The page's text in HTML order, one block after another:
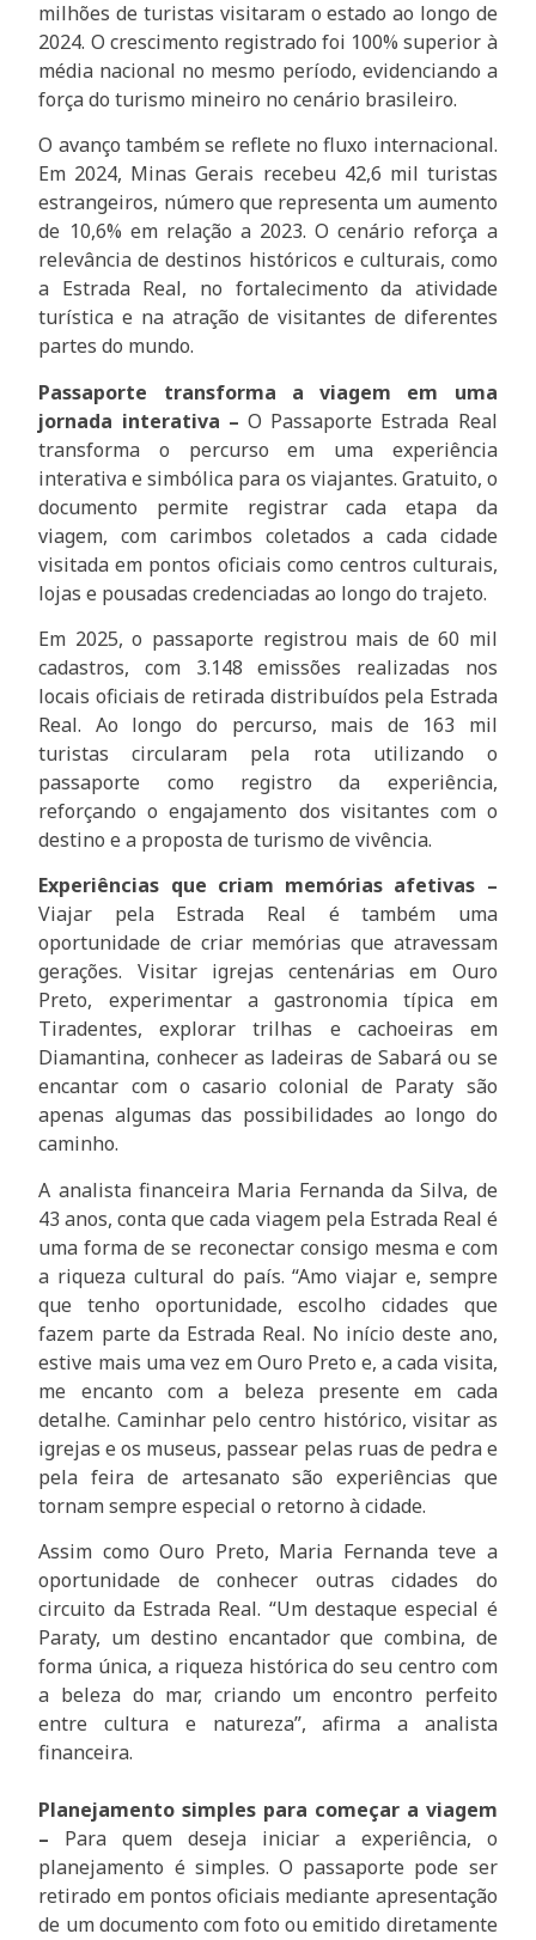
milhões de turistas visitaram o estado ao longo de
2024. O crescimento registrado foi 100% superior à
média nacional no mesmo período, evidenciando a
força do turismo mineiro no cenário brasileiro.
O avanço também se reflete no fluxo internacional.
Em 2024, Minas Gerais recebeu 42,6 mil turistas
estrangeiros, número que representa um aumento
de 10,6% em relação a 2023. O cenário reforça a
relevância de destinos históricos e culturais, como
a Estrada Real, no fortalecimento da atividade
turística e na atração de visitantes de diferentes
partes do mundo.
Passaporte transforma a viagem em uma
jornada interativa – O Passaporte Estrada Real
transforma o percurso em uma experiência
interativa e simbólica para os viajantes. Gratuito, o
documento permite registrar cada etapa da
viagem, com carimbos coletados a cada cidade
visitada em pontos oficiais como centros culturais,
lojas e pousadas credenciadas ao longo do trajeto.
Em 2025, o passaporte registrou mais de 60 mil
cadastros, com 3.148 emissões realizadas nos
locais oficiais de retirada distribuídos pela Estrada
Real. Ao longo do percurso, mais de 163 mil
turistas circularam pela rota utilizando o
passaporte como registro da experiência,
reforçando o engajamento dos visitantes com o
destino e a proposta de turismo de vivência.
Experiências que criam memórias afetivas –
Viajar pela Estrada Real é também uma
oportunidade de criar memórias que atravessam
gerações. Visitar igrejas centenárias em Ouro
Preto, experimentar a gastronomia típica em
Tiradentes, explorar trilhas e cachoeiras em
Diamantina, conhecer as ladeiras de Sabará ou se
encantar com o casario colonial de Paraty são
apenas algumas das possibilidades ao longo do
caminho.
A analista financeira Maria Fernanda da Silva, de
43 anos, conta que cada viagem pela Estrada Real é
uma forma de se reconectar consigo mesma e com
a riqueza cultural do país. “Amo viajar e, sempre
que tenho oportunidade, escolho cidades que
fazem parte da Estrada Real. No início deste ano,
estive mais uma vez em Ouro Preto e, a cada visita,
me encanto com a beleza presente em cada
detalhe. Caminhar pelo centro histórico, visitar as
igrejas e os museus, passear pelas ruas de pedra e
pela feira de artesanato são experiências que
tornam sempre especial o retorno à cidade.
Assim como Ouro Preto, Maria Fernanda teve a
oportunidade de conhecer outras cidades do
circuito da Estrada Real. “Um destaque especial é
Paraty, um destino encantador que combina, de
forma única, a riqueza histórica do seu centro com
a beleza do mar, criando um encontro perfeito
entre cultura e natureza”, afirma a analista
financeira.
Planejamento simples para começar a viagem
– Para quem deseja iniciar a experiência, o
planejamento é simples. O passaporte pode ser
retirado em pontos oficiais mediante apresentação
de um documento com foto ou emitido diretamente